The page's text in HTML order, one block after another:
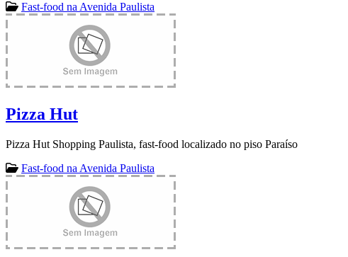
Fast-food na Avenida Paulista
Pizza Hut
Pizza Hut Shopping Paulista, fast-food localizado no piso Paraíso
Fast-food na Avenida Paulista